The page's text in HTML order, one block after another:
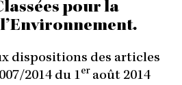
pour la
dispositions des articles
2014 du 1er août 2014